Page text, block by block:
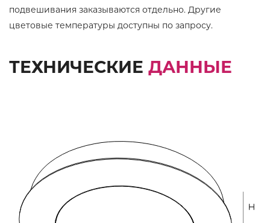
подвешивания заказываются отдельно. Другие
цветовые температуры доступны по запросу.
ТЕХНИЧЕСКИЕ ДАННЫЕ